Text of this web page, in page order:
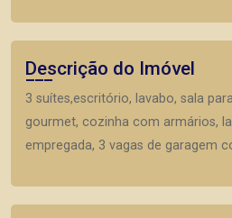
Descrição do Imóvel
3 suítes,escritório, lavabo, sala
gourmet, cozinha com armários,
empregada, 3 vagas de garagem